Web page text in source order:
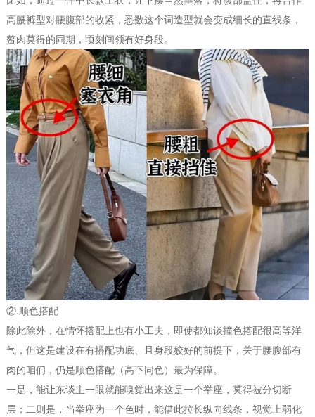
高腰裤型对腰腹部的收紧，悉数这个词造型就会变成细长的直线条，
赘肉莫得的同期，顷刻间领有好身段。
②.顺色搭配
除此除外，在情怀搭配上也有小工夫，即使都知谈撞色搭配很高等洋
气，但这是建设在有搭配功底、且身段姣好的前提下，关于腰腹部有
肉的咱们，仍是顺色搭配（高下同色）最为保障。
一是，能让东谈主一眼就能嗅觉出来这是一个举座，莫得被分切断
层；二则是，当举座为一个色时，能借此拉长纵向线条，视觉上弱化